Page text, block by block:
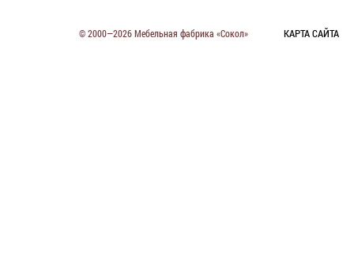
© 2000—2026 Мебельная фабрика «Сокол» КАРТА САЙТА